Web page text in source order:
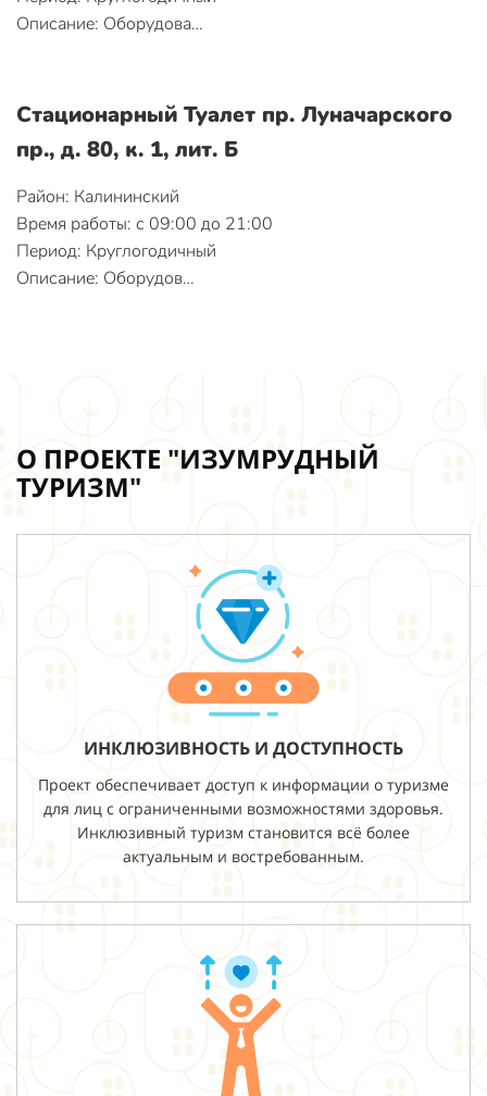
Описание: Оборудова…
Стационарный Туалет пр. Луначарского
пр., д. 80, к. 1, лит. Б
Район: Калининский
Время работы: с 09:00 до 21:00
Период: Круглогодичный
Описание: Оборудов…
О ПРОЕКТЕ "ИЗУМРУДНЫЙ
ТУРИЗМ"
ИНКЛЮЗИВНОСТЬ И ДОСТУПНОСТЬ
Проект обеспечивает доступ к информации о туризме
для лиц с ограниченными возможностями здоровья.
Инклюзивный туризм становится всё более
актуальным и востребованным.